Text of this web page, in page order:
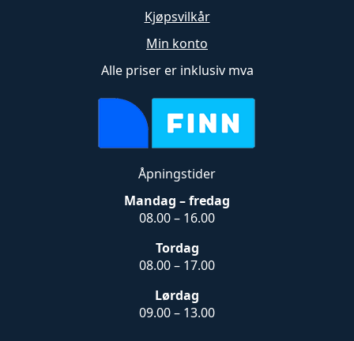
Kjøpsvilkår
Min konto
Alle priser er inklusiv mva
Åpningstider
Mandag – fredag
08.00 – 16.00
Tordag
08.00 – 17.00
Lørdag
09.00 – 13.00